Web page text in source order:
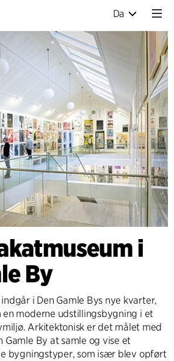
Da
i
By
i Den Gamle Bys nye kvarter,
en moderne udstillingsbygning i et
Arkitektonisk er det målet med
Gamle By at samle og vise et
bygningstyper, som især blev opført